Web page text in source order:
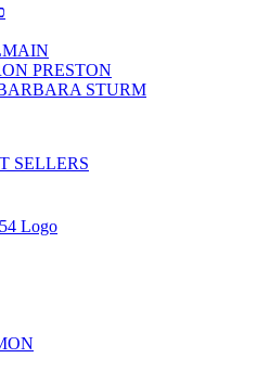
PRESTON
STURM
SELLERS